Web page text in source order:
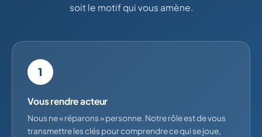
soit le motif qui vous amène.
1
Vous rendre acteur
Nous ne « réparons » personne. Notre rôle est de vous
transmettre les clés pour comprendre ce qui se joue,